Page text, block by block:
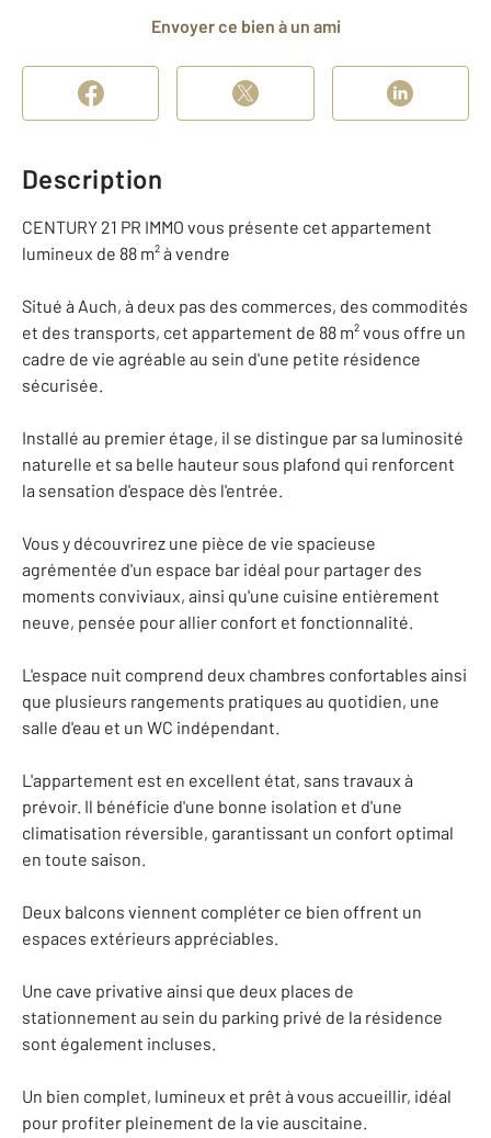
Envoyer ce bien à un ami
Description
CENTURY 21 PR IMMO vous présente cet appartement
lumineux de 88 m² à vendre
Situé à Auch, à deux pas des commerces, des commodités
et des transports, cet appartement de 88 m² vous offre un
cadre de vie agréable au sein d'une petite résidence
sécurisée.
Installé au premier étage, il se distingue par sa luminosité
naturelle et sa belle hauteur sous plafond qui renforcent
la sensation d'espace dès l'entrée.
Vous y découvrirez une pièce de vie spacieuse
agrémentée d'un espace bar idéal pour partager des
moments conviviaux, ainsi qu'une cuisine entièrement
neuve, pensée pour allier confort et fonctionnalité.
L'espace nuit comprend deux chambres confortables ainsi
que plusieurs rangements pratiques au quotidien, une
salle d'eau et un WC indépendant.
L'appartement est en excellent état, sans travaux à
prévoir. Il bénéficie d'une bonne isolation et d'une
climatisation réversible, garantissant un confort optimal
en toute saison.
Deux balcons viennent compléter ce bien offrent un
espaces extérieurs appréciables.
Une cave privative ainsi que deux places de
stationnement au sein du parking privé de la résidence
sont également incluses.
Un bien complet, lumineux et prêt à vous accueillir, idéal
pour profiter pleinement de la vie auscitaine.